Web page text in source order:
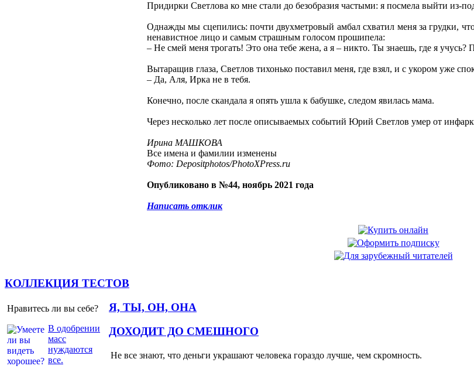
Придирки Светлова ко мне стали до безобразия частыми: я посмела выйти из-
Однажды мы сцепились: почти двухметровый амбал схватил меня за грудки,
ненавистное лицо и самым страшным голосом прошипела:
– Не смей меня трогать! Это она тебе жена, а я – никто. Ты знаешь, где я учусь?
Вытаращив глаза, Светлов тихонько поставил меня, где взял, и с укором уже
– Да, Аля, Ирка не в тебя.
Конечно, после скандала я опять ушла к бабушке, следом явилась мама.
Через несколько лет после описываемых событий Юрий Светлов умер от
Ирина МАШКОВА
Все имена и фамилии изменены
Фото: Depositphotos/PhotoXPress.ru
Опубликовано в №44, ноябрь 2021 года
Написать отклик
КОЛЛЕКЦИЯ ТЕСТОВ
Нравитесь ли вы себе?
В одобрении
масс
нуждаются
все.
Я, ТЫ, ОН, ОНА
ДОХОДИТ ДО СМЕШНОГО
Не все знают, что деньги украшают человека гораздо лучше, чем скромность.